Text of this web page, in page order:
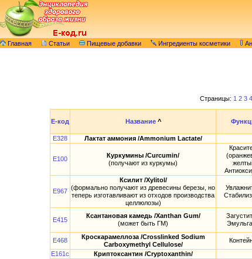
Главная Статьи Пищевые добавки Ингредиенты косметики
Страницы: 1 2 3 4
E-код Название^
E328
Лактат аммония /Ammonium Lactate/
E100
Куркумины /Curcumin/
(получают из куркумы)
E967
Ксилит /Xylitol/
(формально получают из древесины березы, но
теперь изготавливают из отходов производства
целлюлозы)
E415
Ксантановая камедь /Xanthan Gum/
(может быть ГМ)
E468
Кроскарамеллоза /Crosslinked Sodium
Carboxymethyl Cellulose/
E161c
Криптоксантин /Cryptoxanthin/